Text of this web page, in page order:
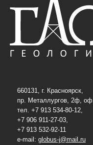
660131, г. Красноярск,
пр. Металлургов, 2ф,
тел. +7 913 534-80-12,
+7 906 911-27-03,
+7 913 532-92-11
e-mail: globus-j@mail.ru